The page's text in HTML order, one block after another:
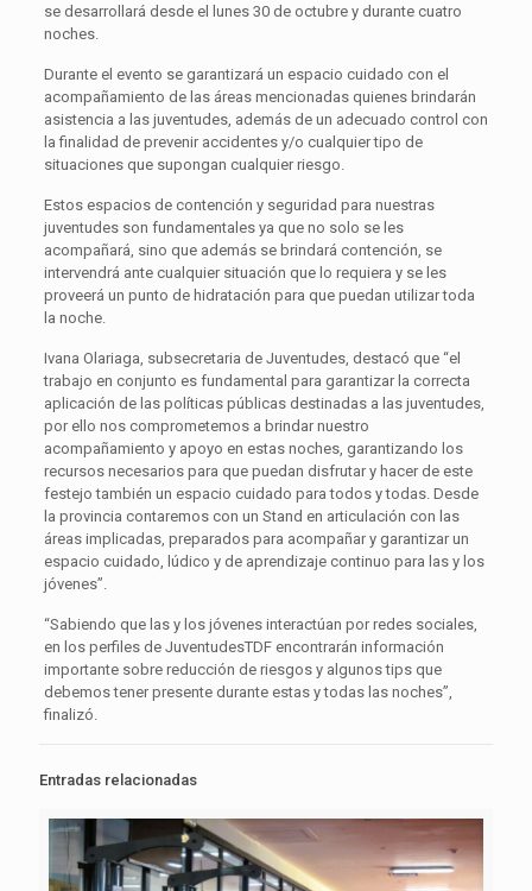
se desarrollará desde el lunes 30 de octubre y durante cuatro
noches.
Durante el evento se garantizará un espacio cuidado con el
acompañamiento de las áreas mencionadas quienes brindarán
asistencia a las juventudes, además de un adecuado control con
la finalidad de prevenir accidentes y/o cualquier tipo de
situaciones que supongan cualquier riesgo.
Estos espacios de contención y seguridad para nuestras
juventudes son fundamentales ya que no solo se les
acompañará, sino que además se brindará contención, se
intervendrá ante cualquier situación que lo requiera y se les
proveerá un punto de hidratación para que puedan utilizar toda
la noche.
Ivana Olariaga, subsecretaria de Juventudes, destacó que “el
trabajo en conjunto es fundamental para garantizar la correcta
aplicación de las políticas públicas destinadas a las juventudes,
por ello nos comprometemos a brindar nuestro
acompañamiento y apoyo en estas noches, garantizando los
recursos necesarios para que puedan disfrutar y hacer de este
festejo también un espacio cuidado para todos y todas. Desde
la provincia contaremos con un Stand en articulación con las
áreas implicadas, preparados para acompañar y garantizar un
espacio cuidado, lúdico y de aprendizaje continuo para las y los
jóvenes”.
“Sabiendo que las y los jóvenes interactúan por redes sociales,
en los perfiles de JuventudesTDF encontrarán información
importante sobre reducción de riesgos y algunos tips que
debemos tener presente durante estas y todas las noches”,
finalizó.
Entradas relacionadas